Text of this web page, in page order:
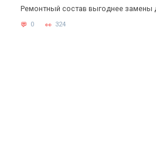
Ремонтный состав выгоднее замены
0 324